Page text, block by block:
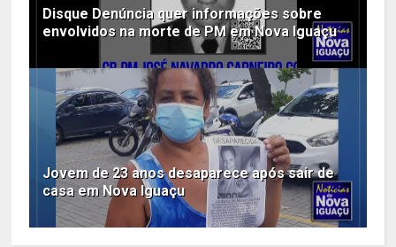
Disque Denúncia quer informações sobre
envolvidos na morte de PM em Nova Iguaçu
Jovem de 23 anos desaparece após sair de
casa em Nova Iguaçu